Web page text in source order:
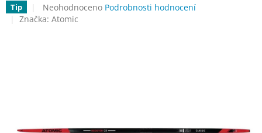
Tip
Průměrné
hodnocení
Neohodnoceno Podrobnosti hodnocení
Značka: Atomic